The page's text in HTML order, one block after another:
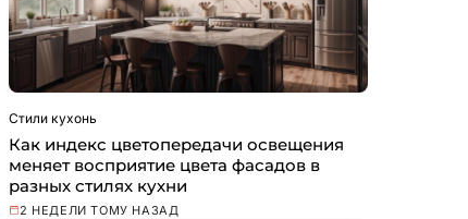
Стили кухонь
Как индекс цветопередачи освещения
меняет восприятие цвета фасадов в
разных стилях кухни
2 НЕДЕЛИ ТОМУ НАЗАД